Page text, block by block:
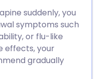
suddenly, you
symptoms such
or flu-like
effects, your
gradually